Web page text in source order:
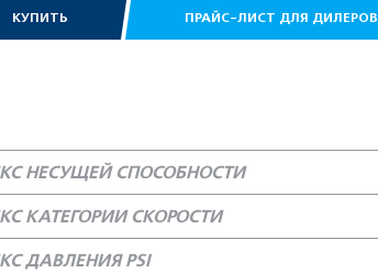
КУПИТЬ ПРАЙС-ЛИСТ ДЛЯ ДИЛЕРОВ
НЕСУЩЕЙ СПОСОБНОСТИ
КАТЕГОРИИ СКОРОСТИ
ДАВЛЕНИЯ PSI